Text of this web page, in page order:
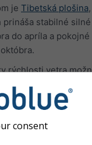
je Tibetská plošina
prináša stabilné
do apríla a
rýchlosti vetra
(pravý horný
consent